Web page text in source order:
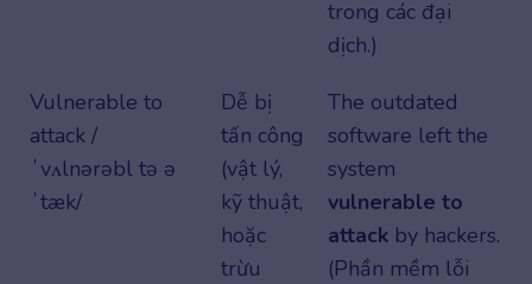
trong các đại
dịch.)
Vulnerable to
attack /
ˈvʌlnərəbl tə ə
ˈtæk/
Dễ bị
tấn công
(vật lý,
kỹ thuật,
hoặc
trừu
The outdated
software left the
system
vulnerable to
attack by hackers.
(Phần mềm lỗi